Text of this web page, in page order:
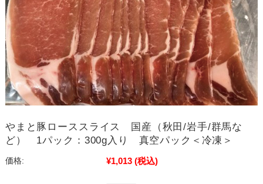
やまと豚ローススライス 国産（秋田/岩手/群馬な
ど） 1パック：300g入り 真空パック＜冷凍＞
価格: ¥1,013 (税込)